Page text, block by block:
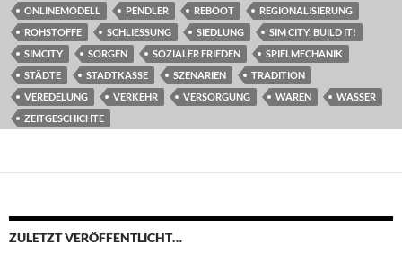
ONLINEMODELL
PENDLER REBOOT
REGIONALISIERUNG
ROHSTOFFE
SCHLIESSUNG SIEDLUNG
SIM CITY: BUILD IT!
SIMCITY
SORGEN SOZIALER FRIEDEN
SPIELMECHANIK
STÄDTE
STADTKASSE SZENARIEN
TRADITION
VEREDELUNG
VERKEHR VERSORGUNG WAREN
WASSER
ZEITGESCHICHTE
ZULETZT VERÖFFENTLICHT…